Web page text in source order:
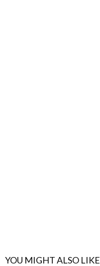
YOU MIGHT ALSO LIKE